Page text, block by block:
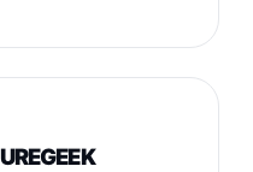
Tiers)
Galaxy S26+ Violet